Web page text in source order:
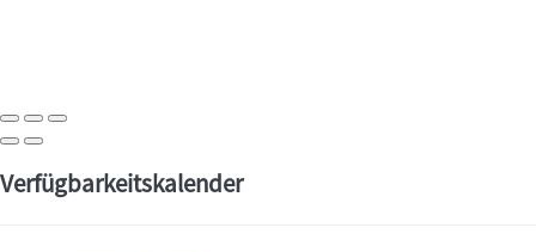
Verfügbarkeitskalender